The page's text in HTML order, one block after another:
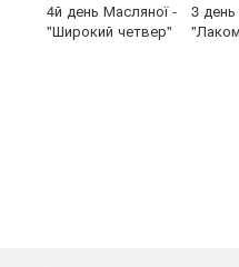
4й день Масляної -
"Широкий четвер"
3